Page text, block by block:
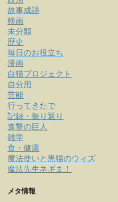
故事成語
映画
未分類
歴史
毎日のお役立ち
漫画
白猫プロジェクト
自分用
芸能
行ってきたで
記録・振り返り
進撃の巨人
雑学
食・健康
魔法使いと黒猫のウィズ
魔法先生ネギま！
メタ情報